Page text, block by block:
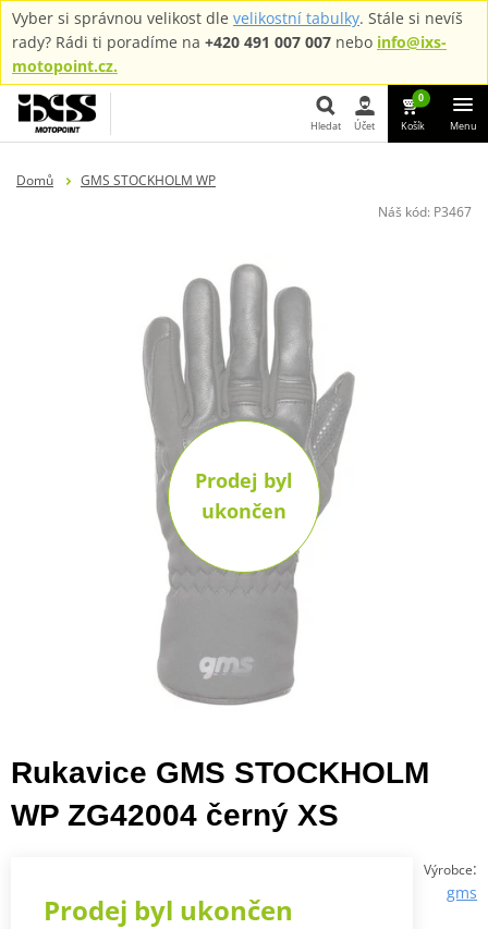
Vyber si správnou velikost dle velikostní tabulky. Stále si nevíš
rady? Rádi ti poradíme na +420 491 007 007 nebo info@ixs-
motopoint.cz.
Hledat Účet
0
Košík Menu
Domů
GMS STOCKHOLM WP
Náš kód: P3467
Prodej byl
ukončen
Rukavice GMS STOCKHOLM
WP ZG42004 černý XS
Výrobce:
gms
Prodej byl ukončen